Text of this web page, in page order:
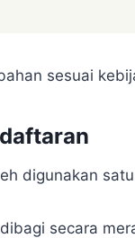
sesuai
digunakan
secara